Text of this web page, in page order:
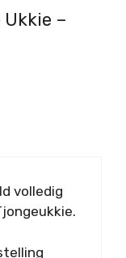
Ukkie –
volledig